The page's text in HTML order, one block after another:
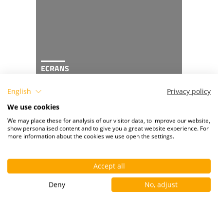
ECRANS
SIÈGES ET ACCESSOIRES
English
Privacy policy
We use cookies
We may place these for analysis of our visitor data, to improve our website,
show personalised content and to give you a great website experience. For
more information about the cookies we use open the settings.
Accept all
Deny
No, adjust